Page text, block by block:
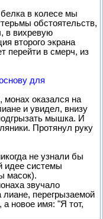
в колесе мы
обстоятельств,
в вихревую
второго экрана
перейти в смерч, из
для
монах оказался на
и увидел, внизу
мышка. И
Протянул руку
не узнали бы
идее системы
масок).
звучало
лиане, перегрызаемой
новое имя: "Я тот,